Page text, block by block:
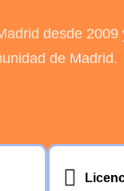
desde 2009
de Madrid.